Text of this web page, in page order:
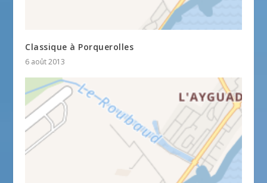
Classique à Porquerolles
6 août 2013